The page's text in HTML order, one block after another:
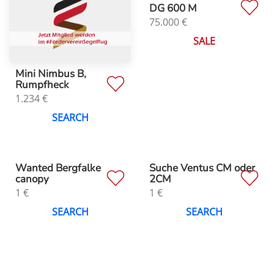
Mini Nimbus B,
Rumpfheck
1.234€
SEARCH
DG 600 M
75.000€
SALE
Wanted Bergfalke
canopy
1 €
SEARCH
Suche Ventus CM oder
2CM
1 €
SEARCH